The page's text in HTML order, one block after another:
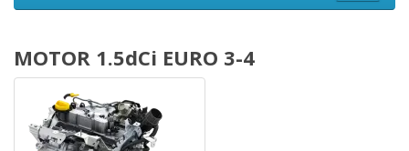
MOTOR 1.5dCi EURO 3-4